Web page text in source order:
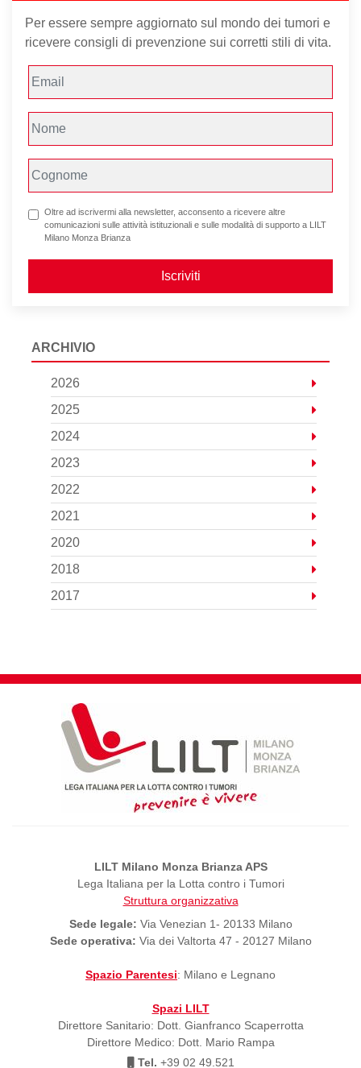
Per essere sempre aggiornato sul mondo dei tumori e
ricevere consigli di prevenzione sui corretti stili di vita.
Oltre ad iscrivermi alla newsletter, acconsento a ricevere altre
comunicazioni sulle attività istituzionali e sulle modalità di supporto a LILT
Milano Monza Brianza
Iscriviti
ARCHIVIO
2026
2025
2024
2023
2022
2021
2020
2018
2017
LILT Milano Monza Brianza APS
Lega Italiana per la Lotta contro i Tumori
Struttura organizzativa
Sede legale: Via Venezian 1- 20133 Milano
Sede operativa: Via dei Valtorta 47 - 20127 Milano
Spazio Parentesi: Milano e Legnano
Spazi LILT
Direttore Sanitario: Dott. Gianfranco Scaperrotta
Direttore Medico: Dott. Mario Rampa
Tel. +39 02 49.521